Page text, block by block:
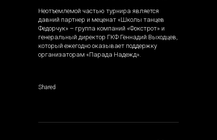
Неотъемлемой частью турнира является
давний партнер и меценат «Школы танцев
Федорчук» – группа компаний «Фокстрот» и
генеральный директор ГКФ Геннадий Выходцев,
который ежегодно оказывает поддержку
организаторам «Парада Надежд».
Shared